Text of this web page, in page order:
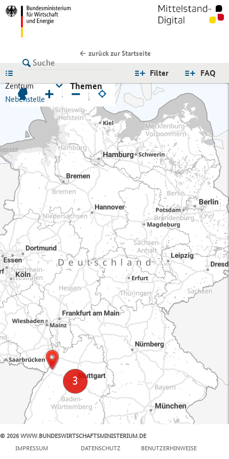
zurück zur Startseite
FAQ
Filter
Zentrum
Nebenstelle
Themen
+ −
© 2026 WWW.BUNDESWIRTSCHAFTSMINISTERIUM.DE
IMPRESSUM
DATENSCHUTZ BENUTZERHINWEISE